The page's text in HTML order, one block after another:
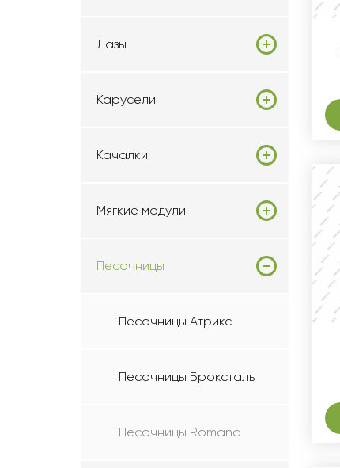
Лазы
Карусели
Качалки
Мягкие модули
Песочницы
Песочницы Атрикс
Песочницы Броксталь
Песочницы Romana